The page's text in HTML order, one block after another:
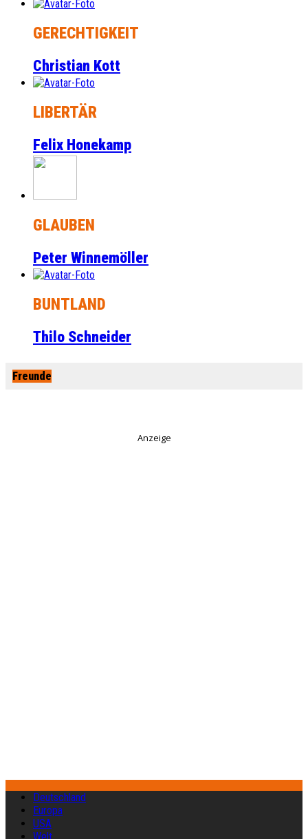
GERECHTIGKEIT
Christian Kott
LIBERTÄR
Felix Honekamp
GLAUBEN
Peter Winnemöller
BUNTLAND
Thilo Schneider
Freunde
Anzeige
Deutschland
Europa
USA